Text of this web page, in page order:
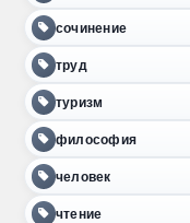
сочинение
труд
туризм
философия
человек
чтение